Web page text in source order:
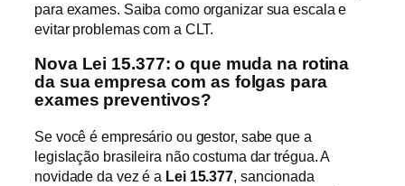
para exames. Saiba como organizar sua escala e
evitar problemas com a CLT.
Nova Lei 15.377: o que muda na rotina
da sua empresa com as folgas para
exames preventivos?
Se você é empresário ou gestor, sabe que a
legislação brasileira não costuma dar trégua. A
novidade da vez é a Lei 15.377, sancionada